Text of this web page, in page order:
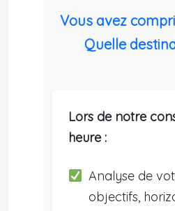
Vous avez
Quelle
Lors de notre
heure :
Analyse de
objectifs,